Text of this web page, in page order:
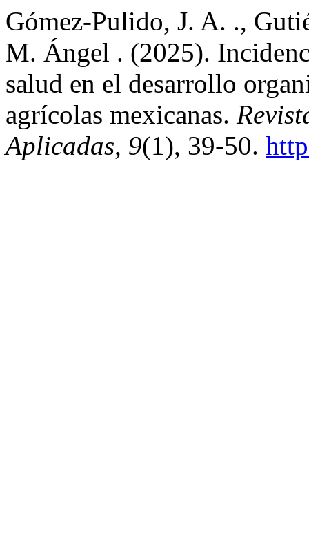
Gómez-Pulido, J. A. .,
M. Ángel . (2025).
salud en el desarrollo
agrícolas mexicanas.
Aplicadas, 9(1), 39-50.